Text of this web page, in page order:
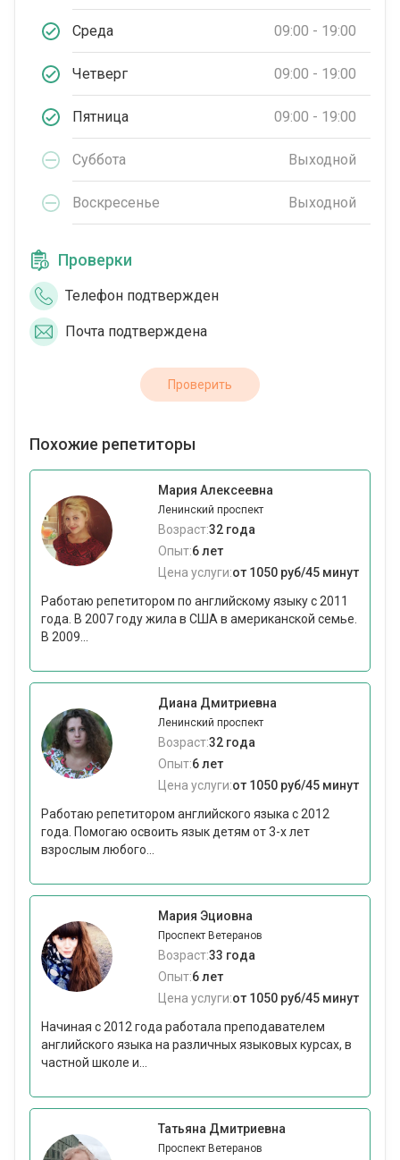
Среда 09:00 - 19:00
Четверг 09:00 - 19:00
Пятница 09:00 - 19:00
Суббота Выходной
Воскресенье Выходной
Проверки
Телефон подтвержден
Почта подтверждена
Проверить
Похожие репетиторы
Мария Алексеевна
Ленинский проспект
Возраст:32 года
Опыт:6 лет
Цена услуги:от 1050 руб/45 минут
Работаю репетитором по английскому языку с 2011
года. В 2007 году жила в США в американской семье.
В 2009...
Диана Дмитриевна
Ленинский проспект
Возраст:32 года
Опыт:6 лет
Цена услуги:от 1050 руб/45 минут
Работаю репетитором английского языка с 2012
года. Помогаю освоить язык детям от 3-х лет
взрослым любого...
Мария Эциовна
Проспект Ветеранов
Возраст:33 года
Опыт:6 лет
Цена услуги:от 1050 руб/45 минут
Начиная с 2012 года работала преподавателем
английского языка на различных языковых курсах, в
частной школе и...
Татьяна Дмитриевна
Проспект Ветеранов